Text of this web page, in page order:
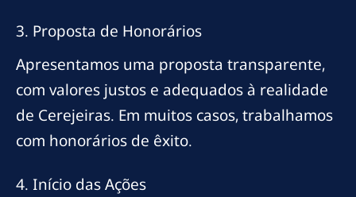
3. Proposta de Honorários
Apresentamos uma proposta transparente,
com valores justos e adequados à realidade
de Cerejeiras. Em muitos casos, trabalhamos
com honorários de êxito.
4. Início das Ações